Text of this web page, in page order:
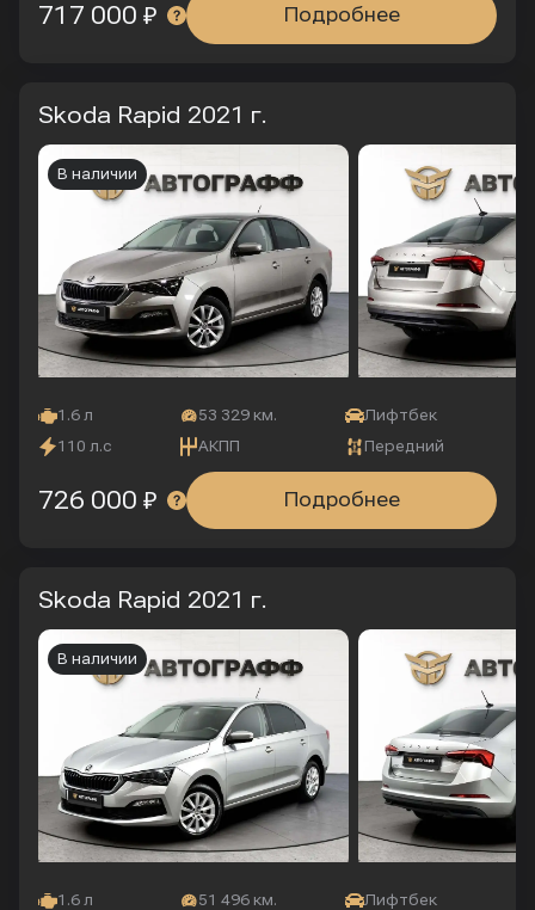
Подробнее
717 000 ₽
Skoda Rapid 2021 г.
1.6 л 53 329 км.
Лифтбек
110 л.с
АКПП Передний
В наличии
Подробнее
726 000 ₽
Skoda Rapid 2021 г.
1.6 л 51 496 км. Лифтбек
В наличии